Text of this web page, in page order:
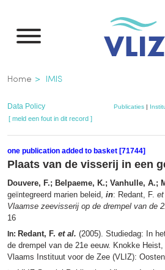
naar
inhoud
gaan
Kruimelpad
Home IMIS
Data Policy Publicaties|
[ meld een fout in dit record ]
one publication added to basket [71744]
Plaats van de visserij in een
Douvere, F.; Belpaeme, K.; Vanhulle, A.;
geïntegreerd marien beleid, in: Redant, F. et
Vlaamse zeevisserij op de drempel van de
16
In: Redant, F. et al. (2005). Studiedag: In
de drempel van de 21e eeuw. Knokke
Vlaams Instituut voor de Zee (VLIZ):